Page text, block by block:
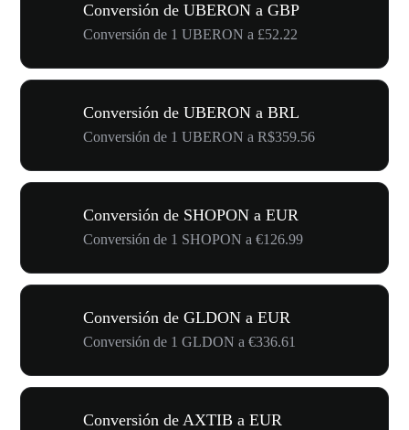
Conversión de UBERON a GBP
Conversión de 1 UBERON a £52.22
Conversión de UBERON a BRL
Conversión de 1 UBERON a R$359.56
Conversión de SHOPON a EUR
Conversión de 1 SHOPON a €126.99
Conversión de GLDON a EUR
Conversión de 1 GLDON a €336.61
Conversión de AXTIB a EUR